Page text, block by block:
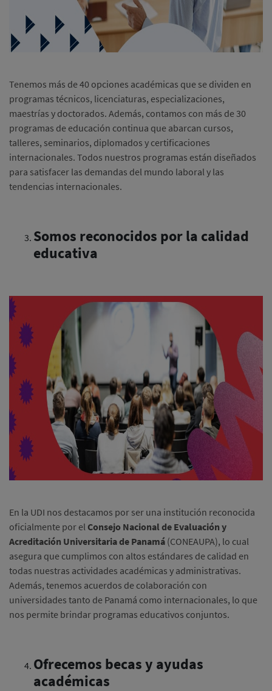
Tenemos más de 40 opciones académicas que se dividen en
programas técnicos, licenciaturas, especializaciones,
maestrías y doctorados. Además, contamos con más de 30
programas de educación continua que abarcan cursos,
talleres, seminarios, diplomados y certificaciones
internacionales. Todos nuestros programas están diseñados
para satisfacer las demandas del mundo laboral y las
tendencias internacionales.
Somos reconocidos por la calidad
educativa
En la UDI nos destacamos por ser una institución reconocida
oficialmente por el Consejo Nacional de Evaluación y
Acreditación Universitaria de Panamá (CONEAUPA), lo cual
asegura que cumplimos con altos estándares de calidad en
todas nuestras actividades académicas y administrativas.
Además, tenemos acuerdos de colaboración con
universidades tanto de Panamá como internacionales, lo que
nos permite brindar programas educativos conjuntos.
Ofrecemos becas y ayudas
académicas